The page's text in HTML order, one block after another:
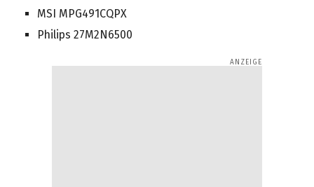
MSI MPG491CQPX
Philips 27M2N6500